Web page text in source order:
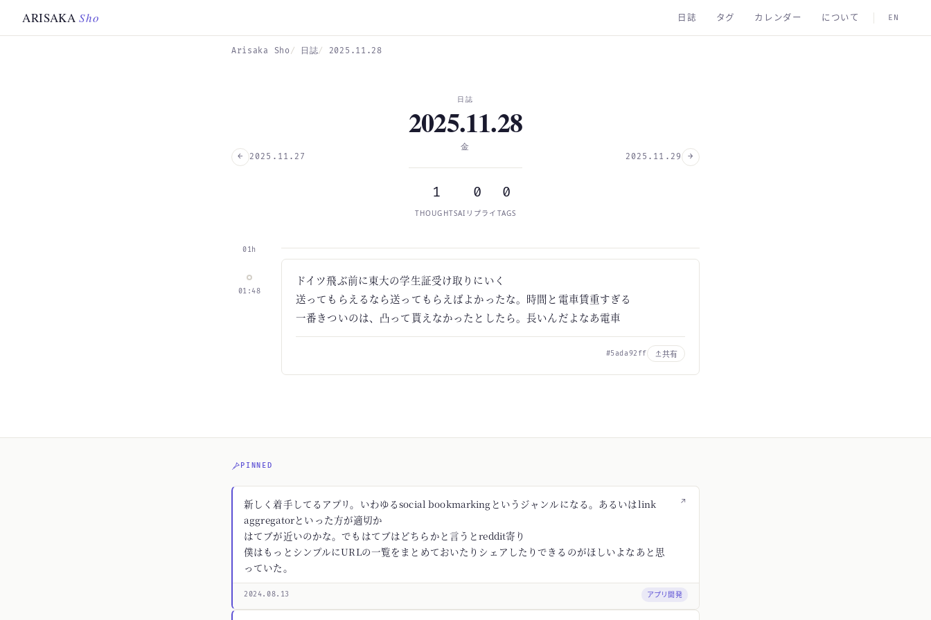
ARISAKASho 日誌 タグ カレンダー について EN
Arisaka Sho 日誌 2025.11.28
← 2025.11.27
日誌
2025.11.28
金
1
THOUGHTS
0
AIリプライ
0
TAGS
2025.11.29 →
01h
01:48
ドイツ飛ぶ前に東大の学生証受け取りにいく
送ってもらえるなら送ってもらえばよかったな。時間と電車賃重すぎる
一番きついのは、凸って貰えなかったとしたら。長いんだよなあ電車
#5ada92ff 共有
PINNED
↗
新しく着手してるアプリ。いわゆるsocial bookmarkingというジャンルになる。あるいはlink
aggregatorといった方が適切か
はてブが近いのかな。でもはてブはどちらかと言うとreddit寄り
僕はもっとシンプルにURLの一覧をまとめておいたりシェアしたりできるのがほしいよなあと思
っていた。
2024.08.13 アプリ開発